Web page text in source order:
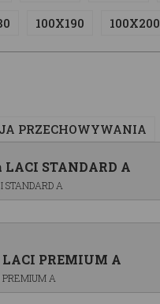
100X190 100X200
PRZECHOWYWANIA
LACI STANDARD A
STANDARD A
PREMIUM A
PREMIUM A